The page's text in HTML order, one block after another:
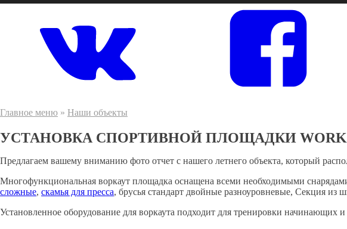
Главное меню » Наши объекты
УСТАНОВКА СПОРТИВНОЙ ПЛОЩАДКИ
Предлагаем вашему вниманию фото отчет с нашего летнего объекта, который
Многофункциональная воркаут площадка оснащена всеми необходимыми
сложные, скамья для пресса, брусья стандарт двойные разноуровневые, Секция
Установленное оборудование для воркаута подходит для тренировки начинающих